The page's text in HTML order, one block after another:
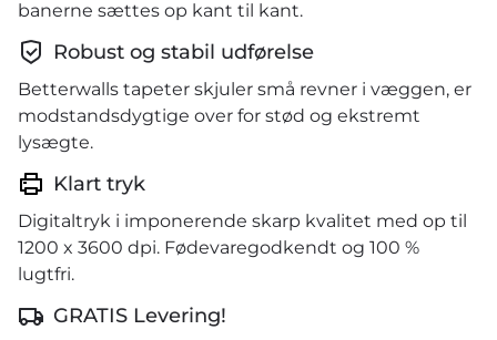
banerne sættes op kant til kant.
Robust og stabil udførelse
Betterwalls tapeter skjuler små revner i væggen, er
modstandsdygtige over for stød og ekstremt
lysægte.
Klart tryk
Digitaltryk i imponerende skarp kvalitet med op til
1200 x 3600 dpi. Fødevaregodkendt og 100 %
lugtfri.
GRATIS Levering!